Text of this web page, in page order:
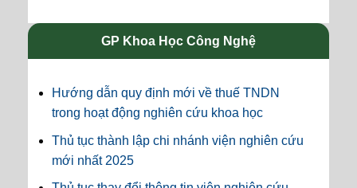
GP Khoa Học Công Nghệ
Hướng dẫn quy định mới về thuế TNDN
trong hoạt động nghiên cứu khoa học
Thủ tục thành lập chi nhánh viện nghiên cứu
mới nhất 2025